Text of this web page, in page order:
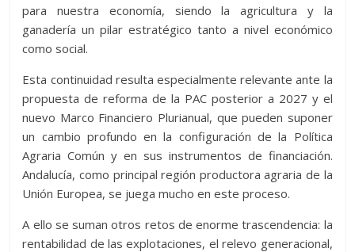
para nuestra economía, siendo la agricultura y la
ganadería un pilar estratégico tanto a nivel económico
como social.
Esta continuidad resulta especialmente relevante ante la
propuesta de reforma de la PAC posterior a 2027 y el
nuevo Marco Financiero Plurianual, que pueden suponer
un cambio profundo en la configuración de la Política
Agraria Común y en sus instrumentos de financiación.
Andalucía, como principal región productora agraria de la
Unión Europea, se juega mucho en este proceso.
A ello se suman otros retos de enorme trascendencia: la
rentabilidad de las explotaciones, el relevo generacional,